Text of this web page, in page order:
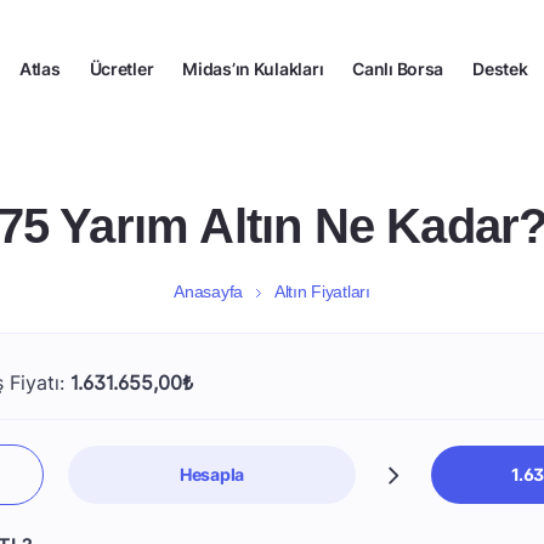
Atlas Ücretler Midas’ın Kulakları Canlı Borsa Destek
Yarım Altın Ne
Anasayfa Altın Fiyatları
Fiyatı: 1.631.655,00₺
Hesapla